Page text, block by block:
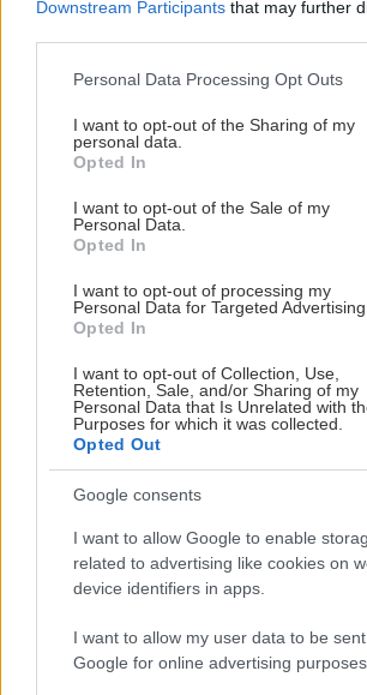
Downstream Participants that may further
Please note that this website/app uses one
not limited to your visit or usage behaviour.
grant or deny consent to Google and its
use your data for below specified purposes
consent section.
Personal Data Processing Opt Outs
I want to opt-out of the Sharing of my
personal data.
Opted In
I want to opt-out of the Sale of my
Personal Data.
Opted In
I want to opt-out of processing my
Personal Data for Targeted Advertising.
Opted In
I want to opt-out of Collection, Use,
Retention, Sale, and/or Sharing of my
Personal Data that Is Unrelated with
Purposes for which it was collected.
Opted Out
Google consents
I want to allow Google to enable
related to advertising like cookies on
device identifiers in apps.
I want to allow my user data to be
Google for online advertising purposes.
CHALUPA
Na Morave prerobila
starú chalupu na
nepoznanie: Keď
vojdete dnu, zabudnete,
že nie ste v Toskánsku
S
Slovák